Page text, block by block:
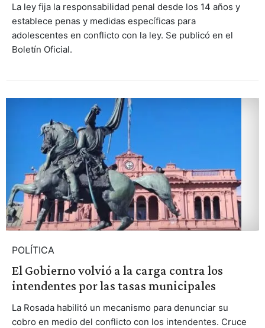
La ley fija la responsabilidad penal desde los 14 años y
establece penas y medidas específicas para
adolescentes en conflicto con la ley. Se publicó en el
Boletín Oficial.
POLÍTICA
El Gobierno volvió a la carga contra los
intendentes por las tasas municipales
La Rosada habilitó un mecanismo para denunciar su
cobro en medio del conflicto con los intendentes. Cruce